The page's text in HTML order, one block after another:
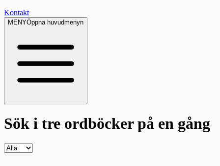
Kontakt
MENYÖppna huvudmenyn
Sök i tre ordböckerpå en gång